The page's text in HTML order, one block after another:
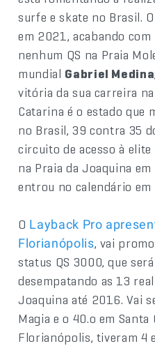
surfe e skate no Brasil. O
em 2021, acabando
nenhum QS na Praia
mundial Gabriel Medina
vitória da sua carreira
Catarina é o estado que
no Brasil, 39 contra 35
circuito de acesso à
na Praia da Joaquina
entrou no calendário em
O Layback Pro
Florianópolis, vai
status QS 3000, que
desempatando as 13
Joaquina até 2016. Vai
Magia e o 40.o em Santa
Florianópolis, tiveram 4